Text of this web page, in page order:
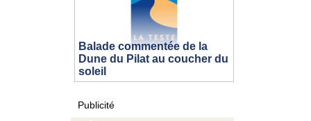
Balade commentée de la
Dune du Pilat au coucher du
soleil
Publicité